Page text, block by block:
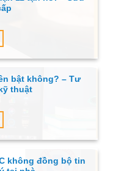
bật không? – Tư
thuật
không đồng bộ tin